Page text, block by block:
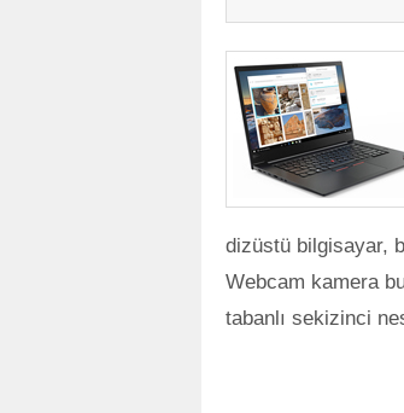
dizüstü bilgisayar,
Webcam kamera
tabanlı sekizinci